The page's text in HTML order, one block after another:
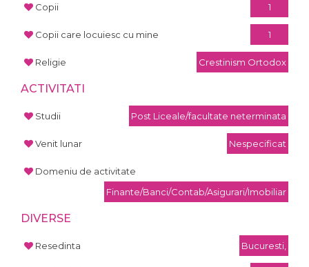
Copii 1
Copii care locuiesc cu mine 1
Religie Crestinism Ortodox
ACTIVITATI
Studii Post Liceale/facultate neterminata
Venit lunar Nespecificat
Domeniu de activitate
Finante/Banci/Contab/Asigurari/Imobiliar
DIVERSE
Resedinta Bucuresti,